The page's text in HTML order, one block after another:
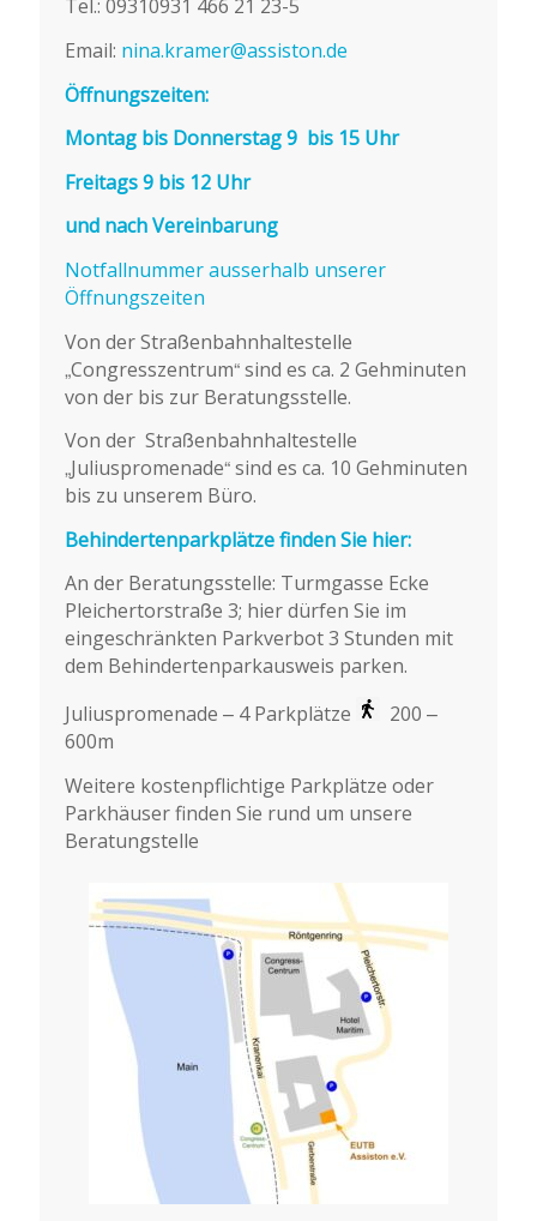
Tel.: 09310931 466 21 23-5
Email: nina.kramer@assiston.de
Öffnungszeiten:
Montag bis Donnerstag 9 bis 15 Uhr
Freitags 9 bis 12 Uhr
und nach Vereinbarung
Notfallnummer ausserhalb unserer
Öffnungszeiten
Von der Straßenbahnhaltestelle
„Congresszentrum“ sind es ca. 2 Gehminuten
von der bis zur Beratungsstelle.
Von der Straßenbahnhaltestelle
„Juliuspromenade“ sind es ca. 10 Gehminuten
bis zu unserem Büro.
Behindertenparkplätze finden Sie hier:
An der Beratungsstelle: Turmgasse Ecke
Pleichertorstraße 3; hier dürfen Sie im
eingeschränkten Parkverbot 3 Stunden mit
dem Behindertenparkausweis parken.
Juliuspromenade – 4 Parkplätze
200 –
600m
Weitere kostenpflichtige Parkplätze oder
Parkhäuser finden Sie rund um unsere
Beratungstelle